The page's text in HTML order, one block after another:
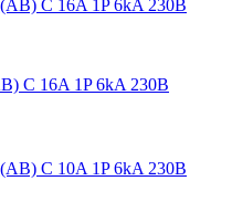
C 16A 1P 6kA 230В